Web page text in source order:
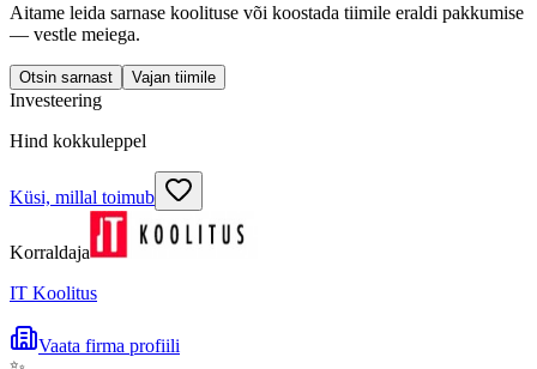
Aitame leida sarnase koolituse või koostada tiimile eraldi pakkumise
— vestle meiega.
Otsin sarnast Vajan tiimile
Investeering
Hind kokkuleppel
Küsi, millal toimub
Korraldaja
IT Koolitus
Vaata firma profiili